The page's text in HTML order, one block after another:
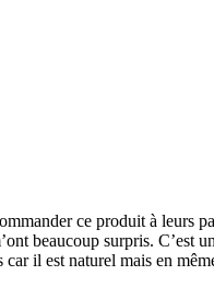
ce produit à leurs
beaucoup surpris. C’est
il est naturel mais en